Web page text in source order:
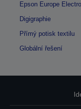
Epson Europe
Digigraphie
Přímý potisk textilu
Globální řešení